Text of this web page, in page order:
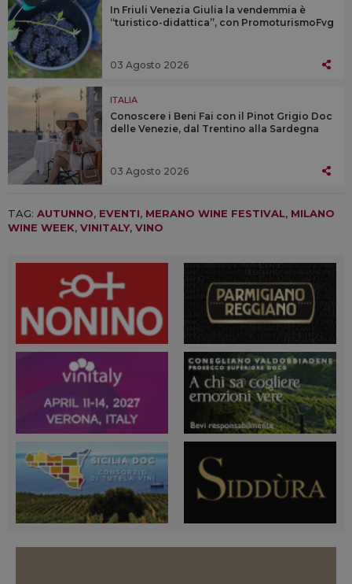
In Friuli Venezia Giulia la vendemmia è
“turistico-didattica”, con PromoturismoFvg
03 Agosto 2026
ITALIA
Conoscere i Beni Fai con il Pinot Grigio Doc
delle Venezie, dal Trentino alla Sardegna
03 Agosto 2026
TAG: AUTUNNO, EVENTI, MERANO WINE FESTIVAL, MILANO
WINE WEEK, VINITALY, VINO